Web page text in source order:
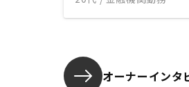
オーナーインタ